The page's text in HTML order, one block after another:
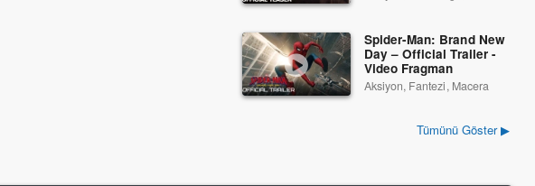
Spider-Man: Brand New
Day – Official Trailer -
Video Fragman
Aksiyon, Fantezi, Macera
Tümünü Göster ▶